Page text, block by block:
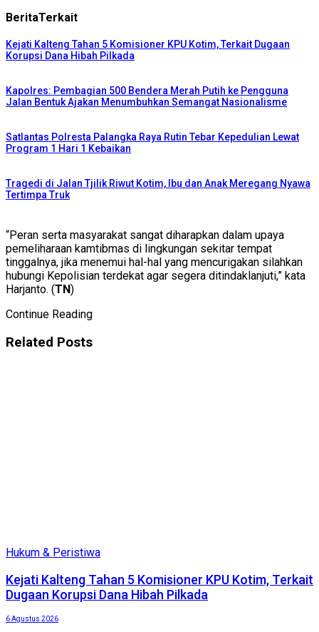
BeritaTerkait
Kejati Kalteng Tahan 5 Komisioner KPU Kotim, Terkait Dugaan
Korupsi Dana Hibah Pilkada
Kapolres: Pembagian 500 Bendera Merah Putih ke Pengguna
Jalan Bentuk Ajakan Menumbuhkan Semangat Nasionalisme
Satlantas Polresta Palangka Raya Rutin Tebar Kepedulian Lewat
Program 1 Hari 1 Kebaikan
Tragedi di Jalan Tjilik Riwut Kotim, Ibu dan Anak Meregang Nyawa
Tertimpa Truk
“Peran serta masyarakat sangat diharapkan dalam upaya
pemeliharaan kamtibmas di lingkungan sekitar tempat
tinggalnya, jika menemui hal-hal yang mencurigakan silahkan
hubungi Kepolisian terdekat agar segera ditindaklanjuti,” kata
Harjanto. (TN)
Continue Reading
Related Posts
Hukum & Peristiwa
Kejati Kalteng Tahan 5 Komisioner KPU Kotim, Terkait
Dugaan Korupsi Dana Hibah Pilkada
6 Agustus 2026